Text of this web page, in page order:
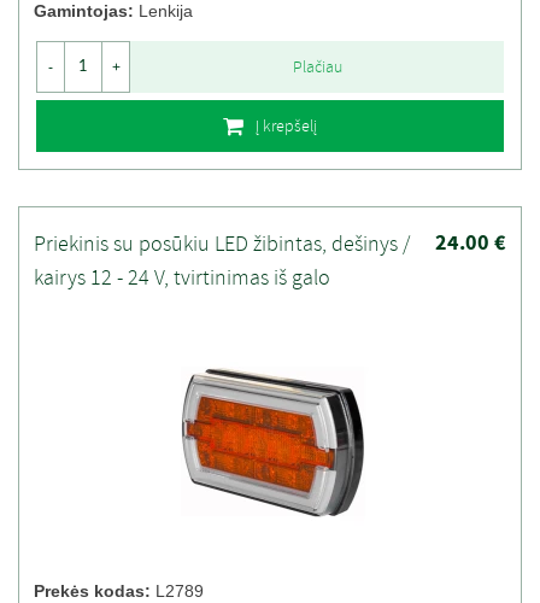
Gamintojas: Lenkija
- + Plačiau
Į krepšelį
24.00 €
Priekinis su posūkiu LED žibintas, dešinys /
kairys 12 - 24 V, tvirtinimas iš galo
Prekės kodas: L2789